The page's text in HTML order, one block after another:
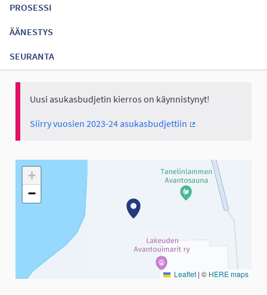
PROSESSI
ÄÄNESTYS
SEURANTA
Uusi asukasbudjetin kierros on käynnistynyt!
Siirry vuosien 2023-24 asukasbudjettiin
Seuraavassa elementissä on kartta, joka esittää tämän
+
−
Leaflet | © HERE maps